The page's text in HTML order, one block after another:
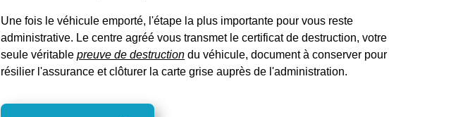
Une fois le véhicule emporté, l'étape la plus importante pour vous reste
administrative. Le centre agréé vous transmet le certificat de destruction, votre
seule véritable preuve de destruction du véhicule, document à conserver pour
résilier l'assurance et clôturer la carte grise auprès de l'administration.